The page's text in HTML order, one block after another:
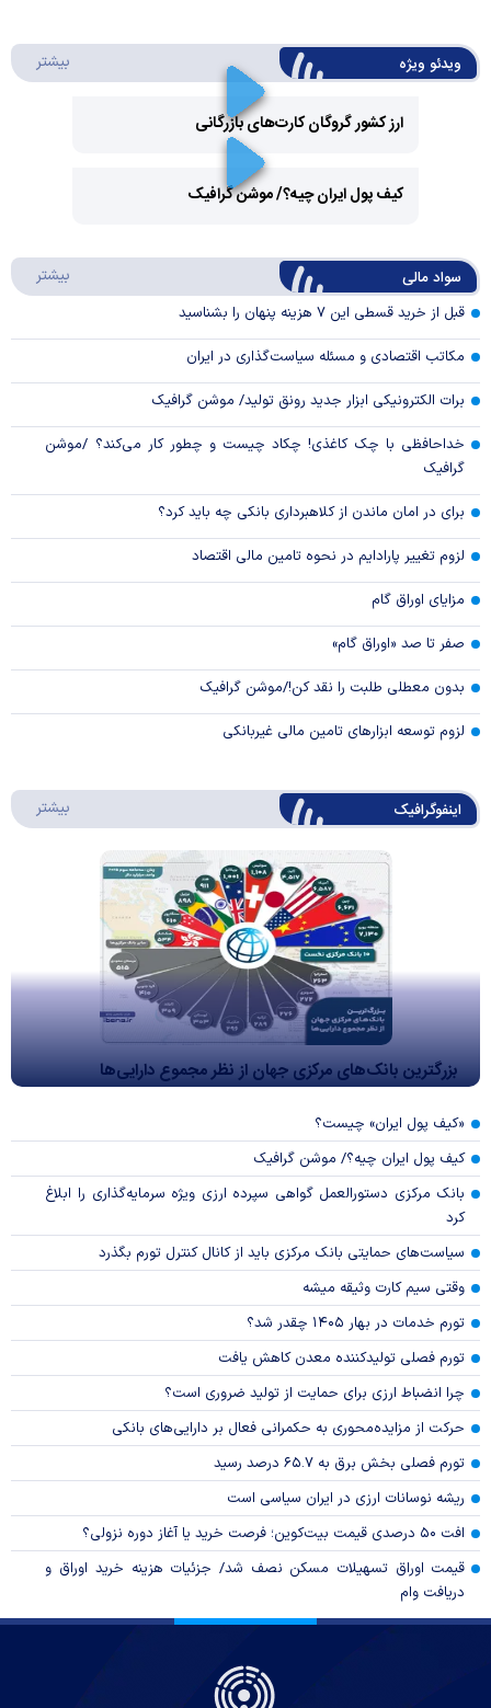
ویدئو ویژه بیشتر
ارز کشور گروگان کارت‌های بازرگانی
Video
کیف پول ایران چیه؟/ موشن گرافیک
سواد مالی بیشتر
قبل از خرید قسطی این ۷ هزینه پنهان را بشناسید
مکاتب اقتصادی و مسئله سیاست‌گذاری در ایران
برات الکترونیکی ابزار جدید رونق تولید/ موشن گرافیک
خداحافظی با چک کاغذی! چکاد چیست و چطور کار می‌کند؟ /موشن
گرافیک
برای در امان ماندن از کلاهبرداری بانکی چه باید کرد؟
لزوم تغییر پارادایم در نحوه تامین مالی اقتصاد
مزایای اوراق گام
صفر تا صد «اوراق گام»
بدون معطلی طلبت را نقد کن!/موشن گرافیک
لزوم توسعه ابزارهای تامین مالی غیربانکی
اینفوگرافیک بیشتر
بزرگترین بانک‌های مرکزی جهان از نظر مجموع دارایی‌ها
«کیف پول ایران» چیست؟
کیف پول ایران چیه؟/ موشن گرافیک
بانک مرکزی دستورالعمل گواهی سپرده ارزی ویژه سرمایه‌گذاری را ابلاغ
کرد
سیاست‌های حمایتی بانک مرکزی باید از کانال کنترل تورم بگذرد
وقتی سیم کارت وثیقه میشه
تورم خدمات در بهار ۱۴۰۵ چقدر شد؟
تورم فصلی تولیدکننده معدن کاهش یافت
چرا انضباط ارزی برای حمایت از تولید ضروری است؟
حرکت از مزایده‌محوری به حکمرانی فعال بر دارایی‌های بانکی
تورم فصلی بخش برق به ۶۵.۷ درصد رسید
ریشه نوسانات ارزی در ایران سیاسی است
افت ۵۰ درصدی قیمت بیت‌کوین؛ فرصت خرید یا آغاز دوره نزولی؟
قیمت اوراق تسهیلات مسکن نصف شد/ جزئیات هزینه خرید اوراق و
دریافت وام